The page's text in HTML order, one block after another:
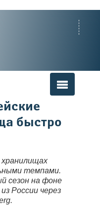
быстро
хранилищах
темпами.
сезон на фоне
России через